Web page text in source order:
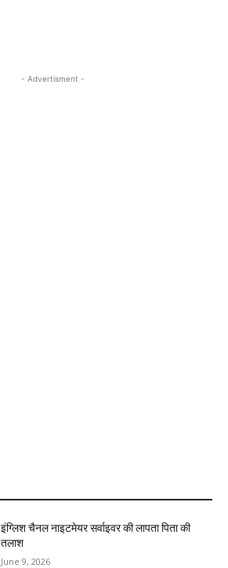
- Advertisment -
इंग्लिश चैनल नाइटमेयर सर्वाइवर की लापता पिता की
तलाश
June 9, 2026